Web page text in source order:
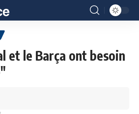
et le Barça ont besoin